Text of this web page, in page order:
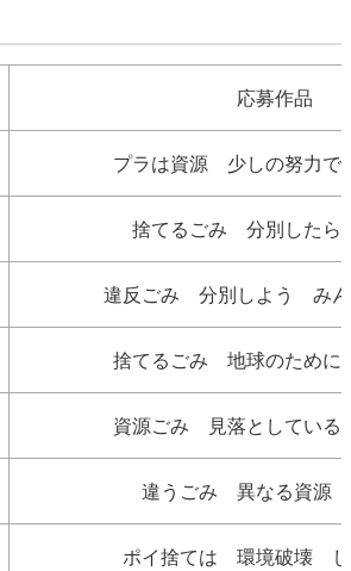
ふるさと納税
楢葉町議会
農業委員会 選挙
観光ならは
応募作品
プラは資源 少しの努力
捨てるごみ 分別した
違反ごみ 分別しよう みん
捨てるごみ 地球のため
資源ごみ 見落としてい
違うごみ 異なる資源
ポイ捨ては 環境破壊 し